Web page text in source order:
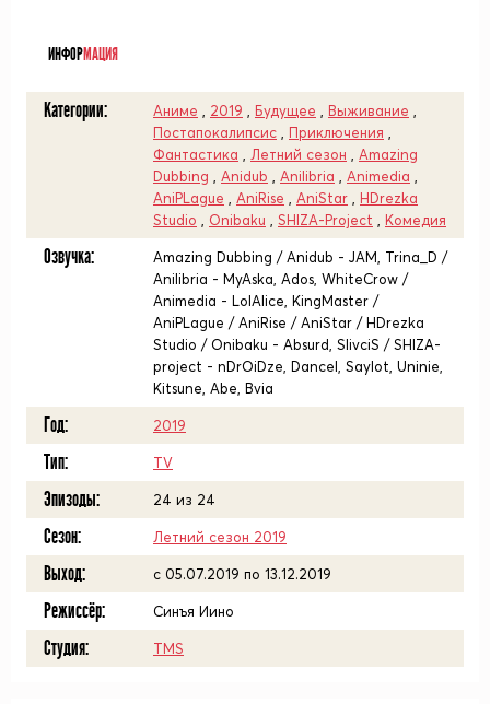
ИНФОРМАЦИЯ
Категории: Аниме 2019 Будущее Выживание
Постапокалипсис
Приключения
Фантастика
Летний сезон
Amazing
Dubbing
Anidub Anilibria Animedia
AniPLague
AniRise AniStar
HDrezka
Studio
Onibaku SHIZA-Project Комедия
Озвучка:
Amazing Dubbing / Anidub - JAM, Trina_D /
Anilibria - MyAska, Ados, WhiteCrow /
Animedia - LolAlice, KingMaster /
AniPLague / AniRise / AniStar / HDrezka
Studio / Onibaku - Absurd, SlivciS / SHIZA-
project - nDrOiDze, Dancel, Saylot, Uninie,
Kitsune, Abe, Bvia
Год: 2019
Тип: TV
Эпизоды: 24 из 24
Сезон: Летний сезон 2019
Выход: c 05.07.2019 по 13.12.2019
Режиссёр: Синъя Иино
Студия: TMS